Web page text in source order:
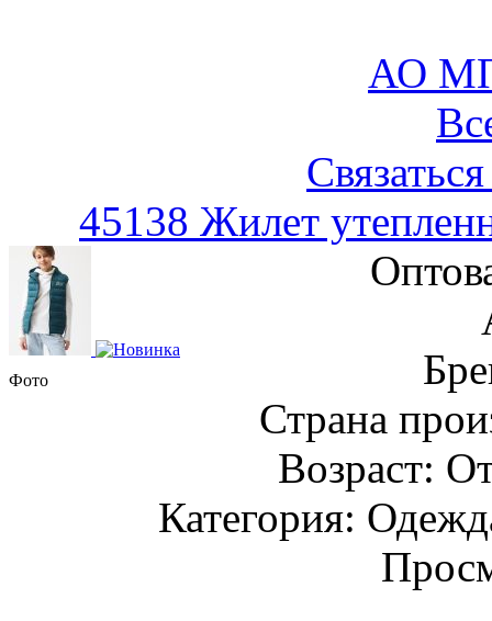
АО
45138 Жилет
Фото
Страна
Возраст:
Категория: